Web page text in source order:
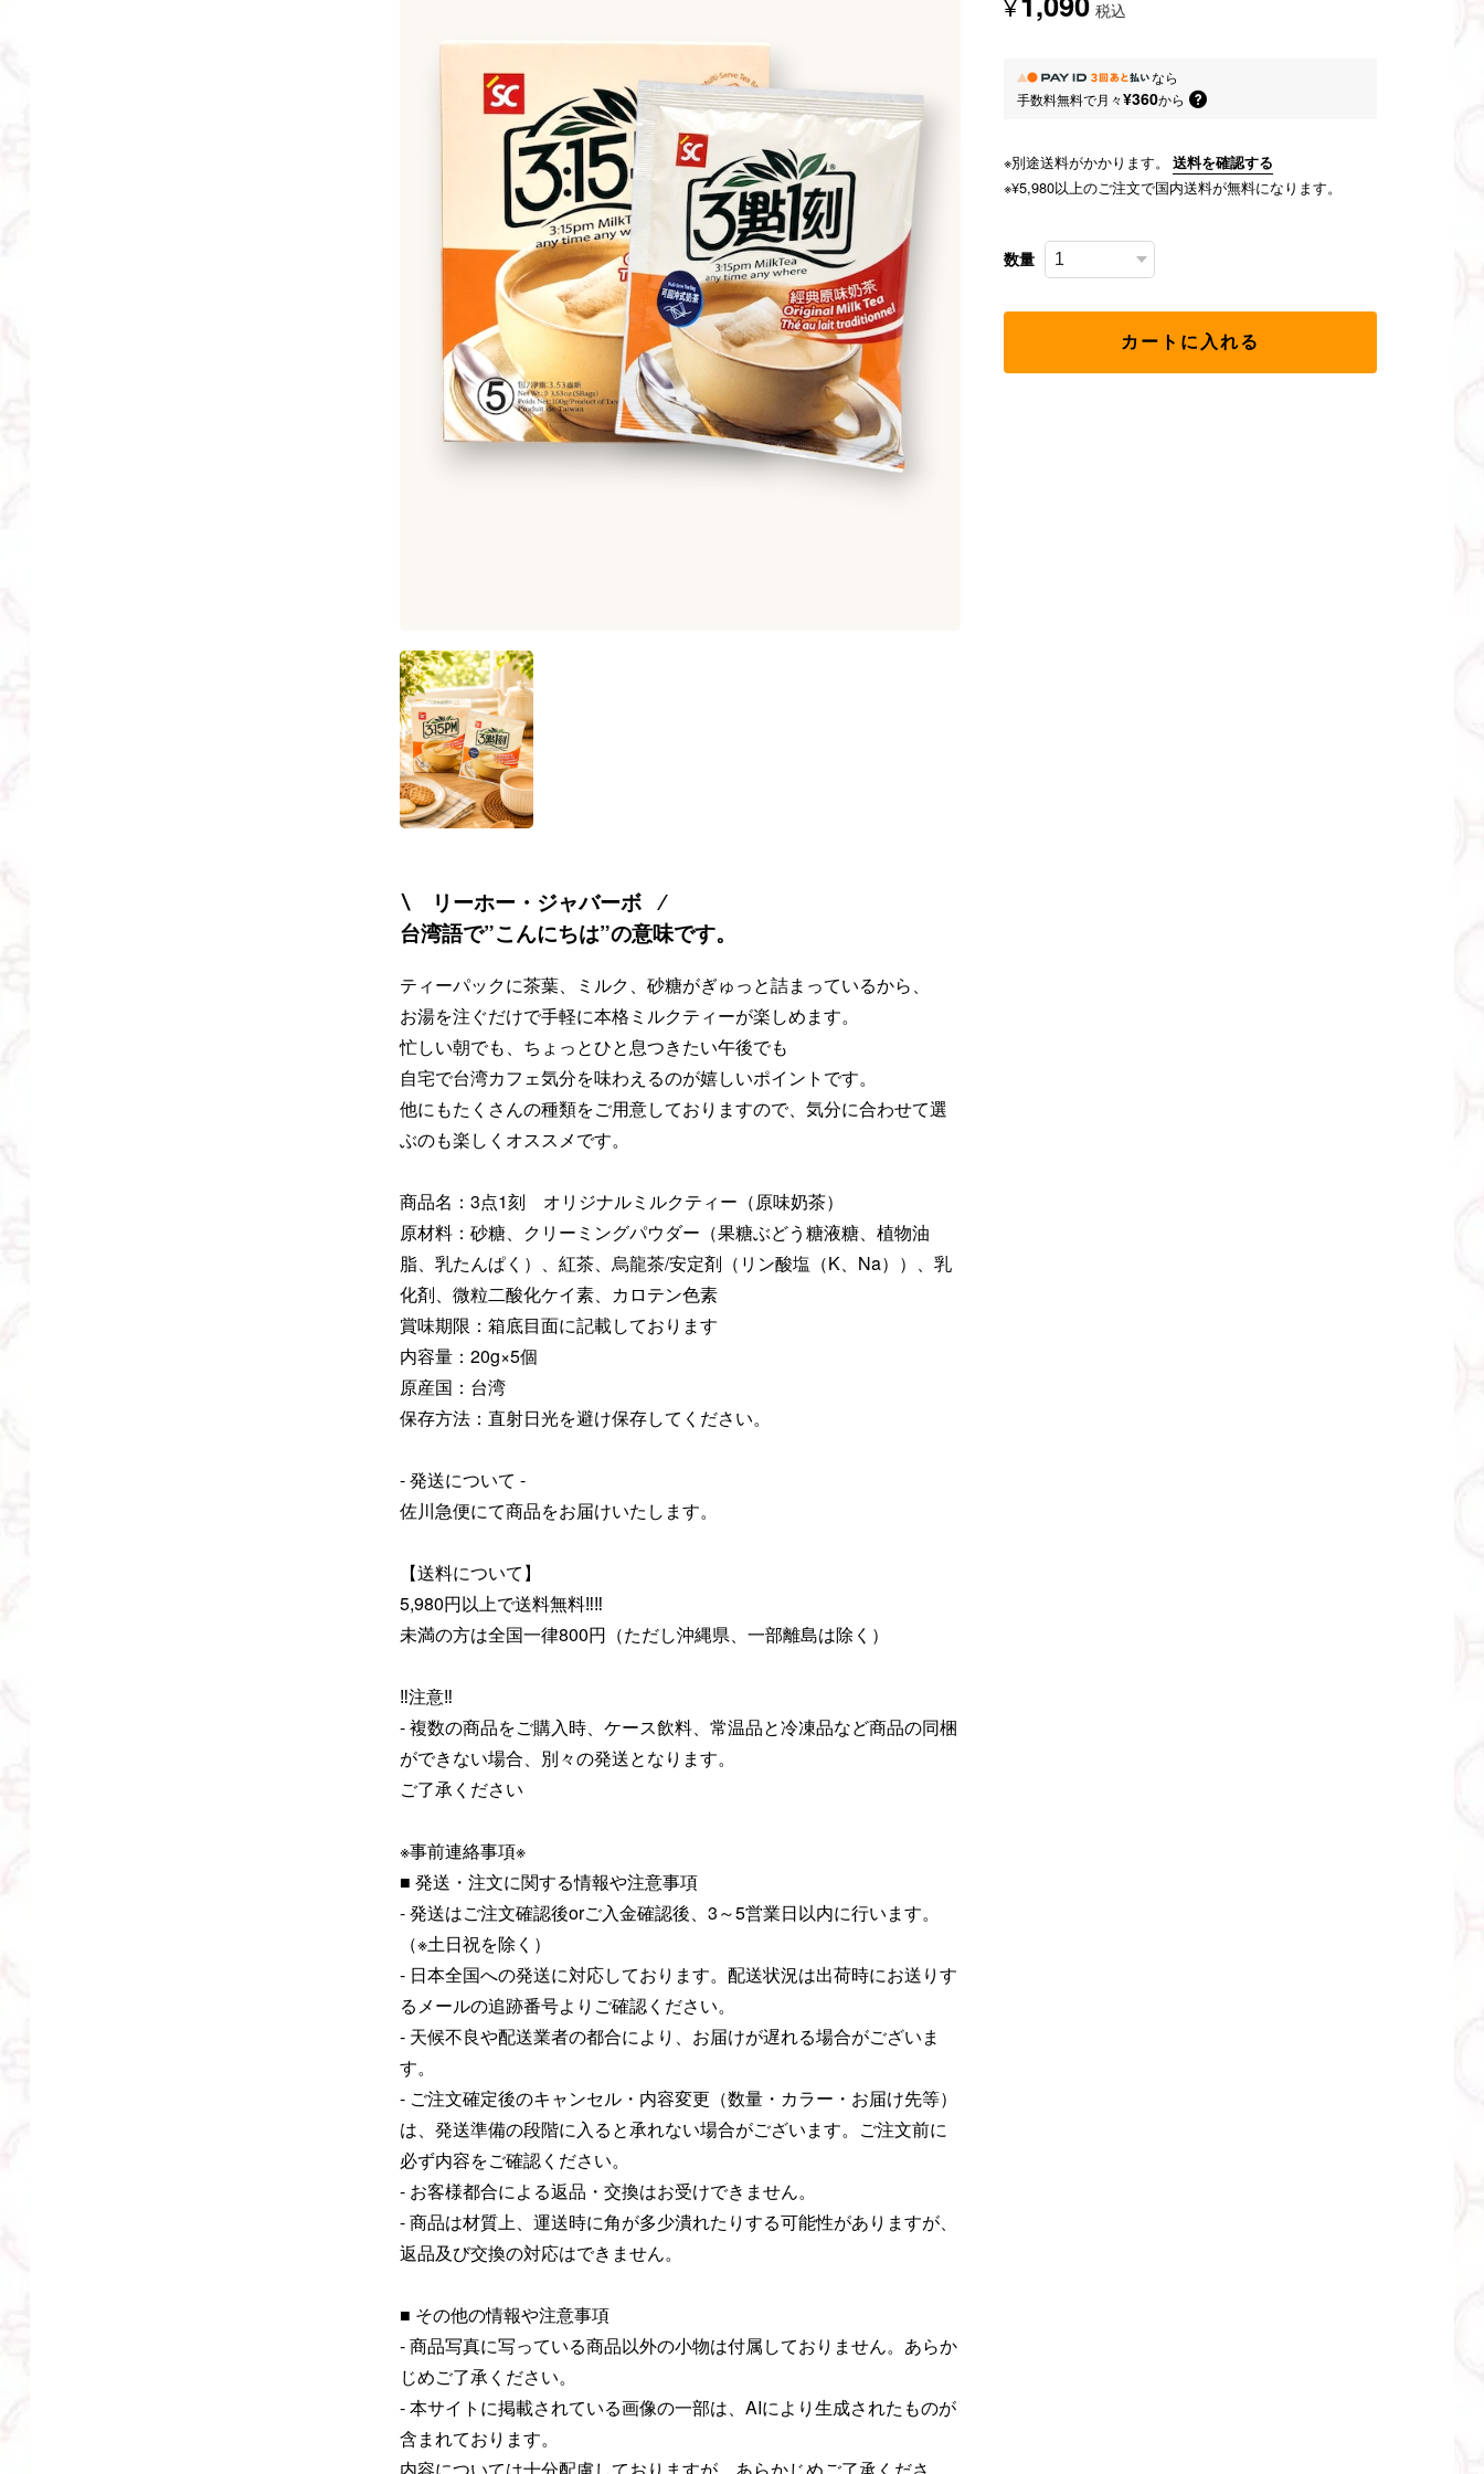
税込
なら
手数料無料で月々¥360から
※別途送料がかかります。 送料を確認する
※¥5,980以上のご注文で国内送料が無料になります。
数量
カートに入れる
∖ リーホー・ジャバーボ ∕
台湾語で”こんにちは”の意味です。
ティーパックに茶葉、ミルク、砂糖がぎゅっと詰まっているから、
お湯を注ぐだけで手軽に本格ミルクティーが楽しめます。
忙しい朝でも、ちょっとひと息つきたい午後でも
自宅で台湾カフェ気分を味わえるのが嬉しいポイントです。
他にもたくさんの種類をご用意しておりますので、気分に合わせて選
ぶのも楽しくオススメです。
商品名：3点1刻 オリジナルミルクティー（原味奶茶）
原材料：砂糖、クリーミングパウダー（果糖ぶどう糖液糖、植物油
脂、乳たんぱく）、紅茶、烏龍茶/安定剤（リン酸塩（K、Na））、乳
化剤、微粒二酸化ケイ素、カロテン色素
賞味期限：箱底目面に記載しております
内容量：20g×5個
原産国：台湾
保存方法：直射日光を避け保存してください。
- 発送について -
佐川急便にて商品をお届けいたします。
【送料について】
5,980円以上で送料無料‼️‼️
未満の方は全国一律800円（ただし沖縄県、一部離島は除く）
‼️注意‼️
- 複数の商品をご購入時、ケース飲料、常温品と冷凍品など商品の同梱
ができない場合、別々の発送となります。
ご了承ください
※事前連絡事項※
■ 発送・注文に関する情報や注意事項
- 発送はご注文確認後orご入金確認後、3～5営業日以内に行います。
（※土日祝を除く）
- 日本全国への発送に対応しております。配送状況は出荷時にお送りす
るメールの追跡番号よりご確認ください。
- 天候不良や配送業者の都合により、お届けが遅れる場合がございま
す。
- ご注文確定後のキャンセル・内容変更（数量・カラー・お届け先等）
は、発送準備の段階に入ると承れない場合がございます。ご注文前に
必ず内容をご確認ください。
- お客様都合による返品・交換はお受けできません。
- 商品は材質上、運送時に角が多少潰れたりする可能性がありますが、
返品及び交換の対応はできません。
■ その他の情報や注意事項
- 商品写真に写っている商品以外の小物は付属しておりません。あらか
じめご了承ください。
- 本サイトに掲載されている画像の一部は、AIにより生成されたものが
含まれております。
内容については十分配慮しておりますが、あらかじめご了承くださ